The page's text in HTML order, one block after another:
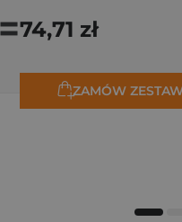
=74,71 zł
ZAMÓW